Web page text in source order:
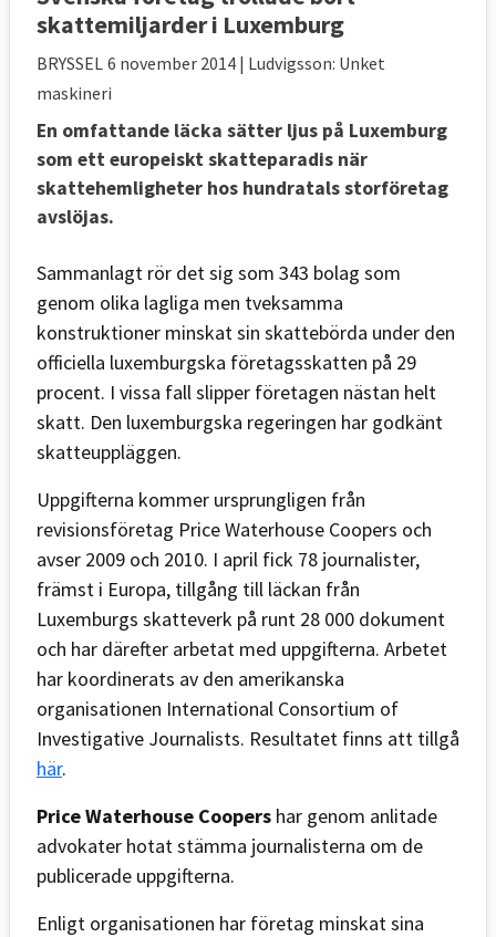
skattemiljarder i Luxemburg
BRYSSEL 6 november 2014 | Ludvigsson: Unket
maskineri
En omfattande läcka sätter ljus på Luxemburg
som ett europeiskt skatteparadis när
skattehemligheter hos hundratals storföretag
avslöjas.
Sammanlagt rör det sig som 343 bolag som
genom olika lagliga men tveksamma
konstruktioner minskat sin skattebörda under den
officiella luxemburgska företagsskatten på 29
procent. I vissa fall slipper företagen nästan helt
skatt. Den luxemburgska regeringen har godkänt
skatteuppläggen.
Uppgifterna kommer ursprungligen från
revisionsföretag Price Waterhouse Coopers och
avser 2009 och 2010. I april fick 78 journalister,
främst i Europa, tillgång till läckan från
Luxemburgs skatteverk på runt 28 000 dokument
och har därefter arbetat med uppgifterna. Arbetet
har koordinerats av den amerikanska
organisationen International Consortium of
Investigative Journalists. Resultatet finns att tillgå
här.
Price Waterhouse Coopers har genom anlitade
advokater hotat stämma journalisterna om de
publicerade uppgifterna.
Enligt organisationen har företag minskat sina